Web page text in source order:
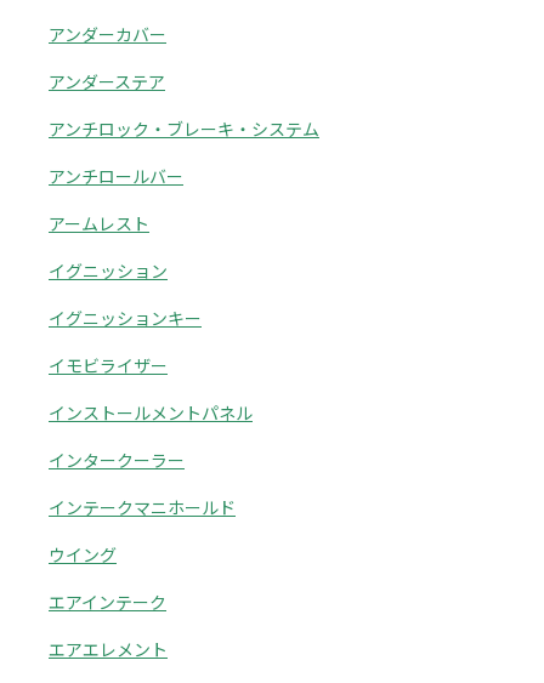
アンダーカバー
アンダーステア
アンチロック・ブレーキ・システム
アンチロールバー
アームレスト
イグニッション
イグニッションキー
イモビライザー
インストールメントパネル
インタークーラー
インテークマニホールド
ウイング
エアインテーク
エアエレメント